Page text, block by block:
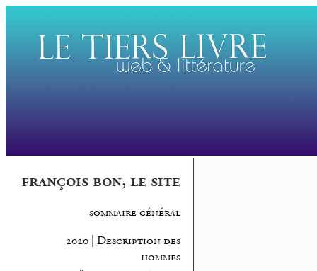
françois bon, le site
sommaire général
2020 | Description des
hommes